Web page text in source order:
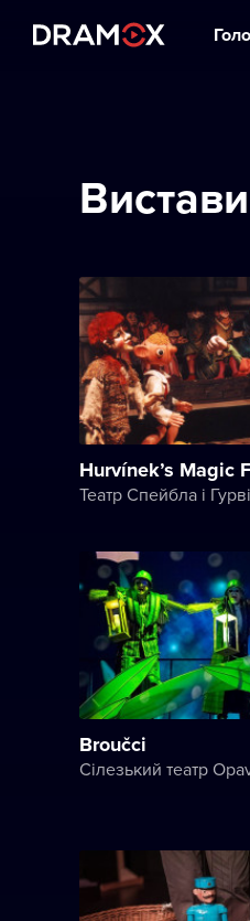
Hurvínek’s Magic
Театр Спейбла і
Broučci
Сілезький театр